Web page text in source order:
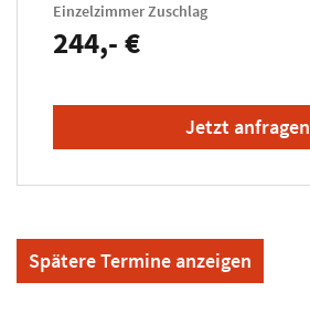
Einzelzimmer Zuschlag
244,- €
Jetzt anfragen
Spätere Termine anzeigen